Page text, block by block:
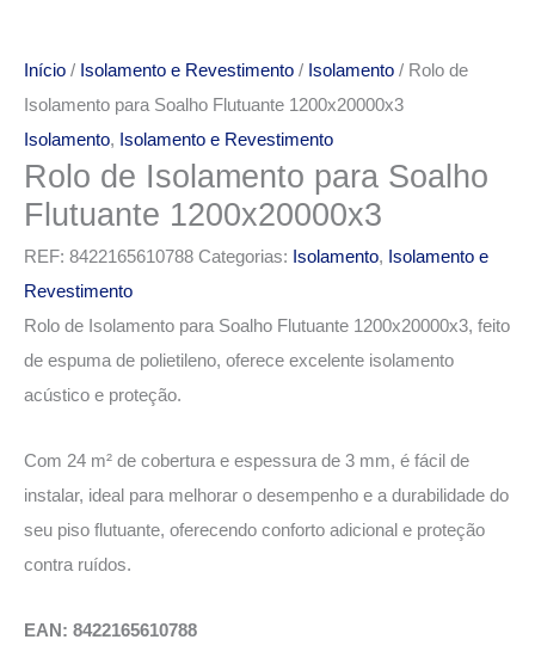
Início / Isolamento e Revestimento / Isolamento / Rolo de
Isolamento para Soalho Flutuante 1200x20000x3
Isolamento, Isolamento e Revestimento
Rolo de Isolamento para Soalho
Flutuante 1200x20000x3
REF: 8422165610788 Categorias: Isolamento, Isolamento e
Revestimento
Rolo de Isolamento para Soalho Flutuante 1200x20000x3, feito
de espuma de polietileno, oferece excelente isolamento
acústico e proteção.
Com 24 m² de cobertura e espessura de 3 mm, é fácil de
instalar, ideal para melhorar o desempenho e a durabilidade do
seu piso flutuante, oferecendo conforto adicional e proteção
contra ruídos.
EAN: 8422165610788